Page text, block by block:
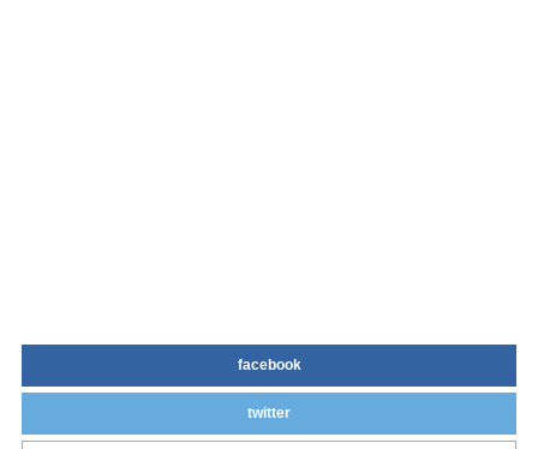
facebook
twitter